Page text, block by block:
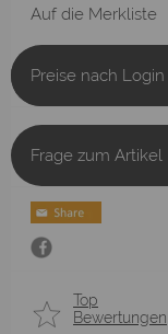
Auf die Merkliste
Preise nach Login
Frage zum Artikel
Top
Bewertungen